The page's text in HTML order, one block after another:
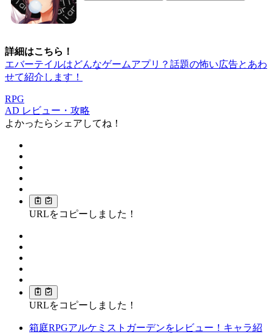
詳細はこちら！
エバーテイルはどんなゲームアプリ？話題の怖い広告とあわ
せて紹介します！
RPG
AD レビュー・攻略
よかったらシェアしてね！
URLをコピーしました！
URLをコピーしました！
箱庭RPGアルケミストガーデンをレビュー！キャラ紹